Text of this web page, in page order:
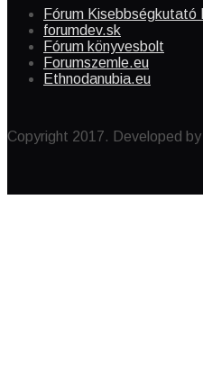
Fórum Kisebbségkutató
forumdev.sk
Fórum könyvesbolt
Forumszemle.eu
Ethnodanubia.eu
Copyright 2017. Developed